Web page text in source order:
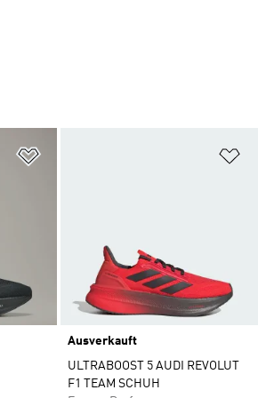
Ausverkauft
ULTRABOOST 5 AUDI REVOLUT
F1 TEAM SCHUH